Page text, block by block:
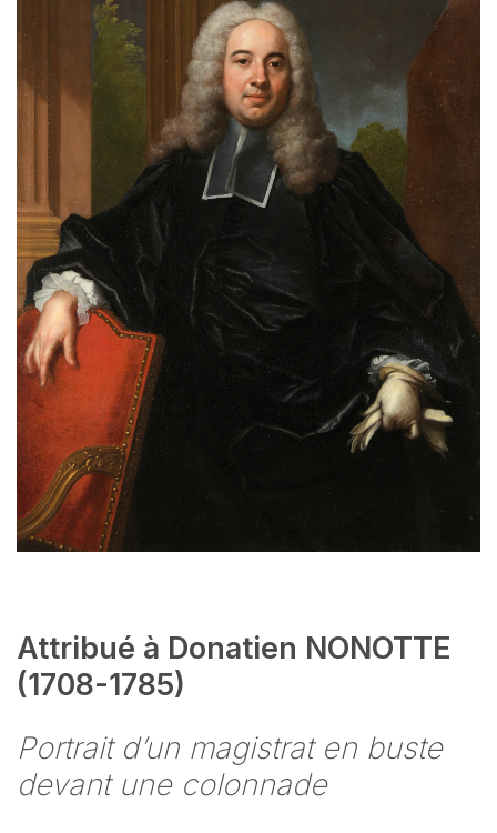
Attribué à Donatien NONOTTE
(1708-1785)
Portrait d’un magistrat en buste
devant une colonnade